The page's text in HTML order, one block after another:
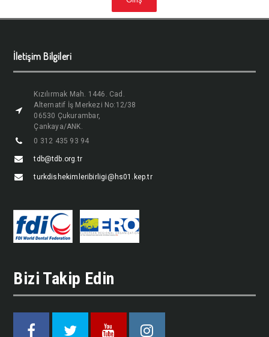
İletişim Bilgileri
Kızılırmak Mah. 1446. Cad.
Alternatif İş Merkezi No:12/38
06530 Çukurambar,
Çankaya/ANK.
0 312 435 93 94
tdb@tdb.org.tr
turkdishekimleribirligi@hs01.kep.tr
Bizi Takip Edin
Facebook Twitter Youtube Instagram